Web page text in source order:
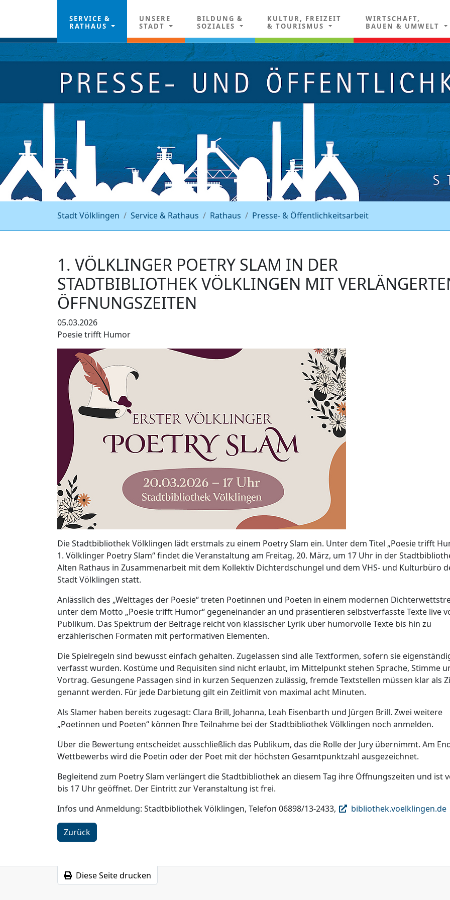
SERVICE &
RATHAUS
UNSERE
STADT
BILDUNG &
SOZIALES
KULTUR, FREIZEIT
& TOURISMUS
WIRTSCHAFT,
BAUEN & UMWELT
Stadt Völklingen Service & Rathaus Rathaus Presse- & Öffentlichkeitsarbeit
1. VÖLKLINGER POETRY SLAM IN DER
STADTBIBLIOTHEK VÖLKLINGEN MIT
ÖFFNUNGSZEITEN
05.03.2026
Poesie trifft Humor
Die Stadtbibliothek Völklingen lädt erstmals zu einem Poetry Slam ein. Unter dem Titel „Poesie trifft
1. Völklinger Poetry Slam“ findet die Veranstaltung am Freitag, 20. März, um 17 Uhr in der
Alten Rathaus in Zusammenarbeit mit dem Kollektiv Dichterdschungel und dem VHS- und Kulturbüro
Stadt Völklingen statt.
Anlässlich des „Welttages der Poesie“ treten Poetinnen und Poeten in einem modernen
unter dem Motto „Poesie trifft Humor“ gegeneinander an und präsentieren selbstverfasste Texte live
Publikum. Das Spektrum der Beiträge reicht von klassischer Lyrik über humorvolle Texte bis hin zu
erzählerischen Formaten mit performativen Elementen.
Die Spielregeln sind bewusst einfach gehalten. Zugelassen sind alle Textformen, sofern sie
verfasst wurden. Kostüme und Requisiten sind nicht erlaubt, im Mittelpunkt stehen Sprache, Stimme
Vortrag. Gesungene Passagen sind in kurzen Sequenzen zulässig, fremde Textstellen müssen klar als
genannt werden. Für jede Darbietung gilt ein Zeitlimit von maximal acht Minuten.
Als Slamer haben bereits zugesagt: Clara Brill, Johanna, Leah Eisenbarth und Jürgen Brill. Zwei weitere
„Poetinnen und Poeten“ können Ihre Teilnahme bei der Stadtbibliothek Völklingen noch anmelden.
Über die Bewertung entscheidet ausschließlich das Publikum, das die Rolle der Jury übernimmt. Am
Wettbewerbs wird die Poetin oder der Poet mit der höchsten Gesamtpunktzahl ausgezeichnet.
Begleitend zum Poetry Slam verlängert die Stadtbibliothek an diesem Tag ihre Öffnungszeiten und ist
bis 17 Uhr geöffnet. Der Eintritt zur Veranstaltung ist frei.
Infos und Anmeldung: Stadtbibliothek Völklingen, Telefon 06898/13-2433,
bibliothek.voelklingen.de
Zurück
Diese Seite drucken